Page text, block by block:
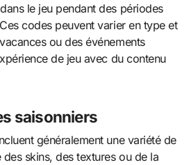
le jeu pendant des périodes
codes peuvent varier en type et
ou des événements
de jeu avec du contenu
saisonniers
généralement une variété de
skins, des textures ou de la